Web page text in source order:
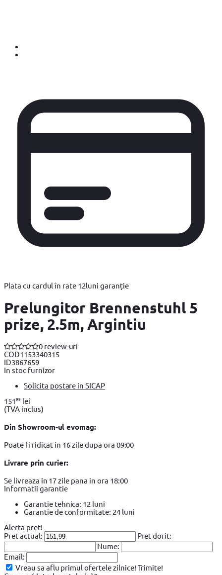
Plata cu cardul în rate 12luni garanție
Prelungitor Brennenstuhl 5
prize, 2.5m, Argintiu
0 review-uri
COD1153340315
ID3867659
In stoc furnizor
Solicita postare in SICAP
15199 lei
(TVA inclus)
Din Showroom-ul evomag:
Poate fi ridicat in 16 zile dupa ora 09:00
Livrare prin curier:
Se livreaza in 17 zile pana in ora 18:00
Informatii garantie
Garantie tehnica: 12 luni
Garantie de conformitate: 24 luni
Alerta pret!
Pret actual:
Pret dorit:
Nume:
Email:
Vreau sa aflu primul ofertele zilnice! Trimite!